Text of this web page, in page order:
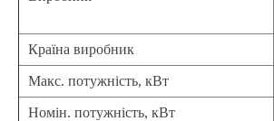
Країна виробник
Макс. потужність, кВт
Номін. потужність, кВт